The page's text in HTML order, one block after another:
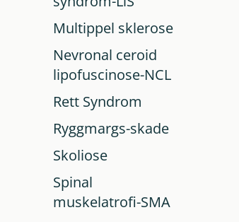
Multippel sklerose
Nevronal ceroid
lipofuscinose-NCL
Rett Syndrom
Ryggmargs-skade
Skoliose
Spinal
muskelatrofi-SMA